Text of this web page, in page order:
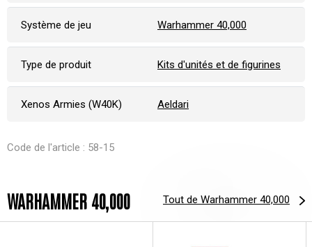
Système de jeu Warhammer 40,000
Type de produit Kits d'unités et de figurines
Xenos Armies (W40K) Aeldari
Code de l'article : 58-15
WARHAMMER 40,000 Tout de Warhammer 40,000